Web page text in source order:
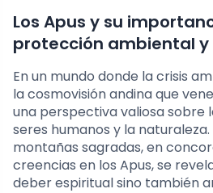
Los Apus y su
protección ambiental
En un mundo donde la crisis
la cosmovisión andina que
una perspectiva valiosa sobre
seres humanos y la
montañas sagradas, en
creencias en los Apus, se
deber espiritual sino también